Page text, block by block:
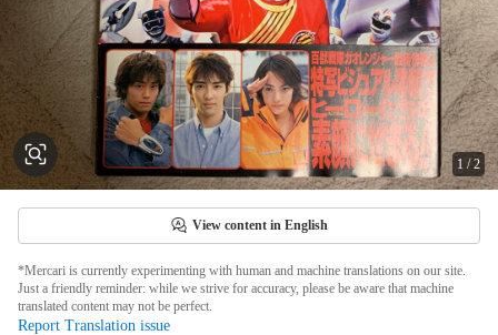
1 /2
View content in English
*Mercari is currently experimenting with human and machine translations on our site.
Just a friendly reminder: while we strive for accuracy, please be aware that machine
translated content may not be perfect.
Report Translation issue